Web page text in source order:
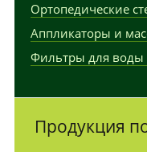
Ортопедические
Аппликаторы и
Фильтры для воды
Продукция